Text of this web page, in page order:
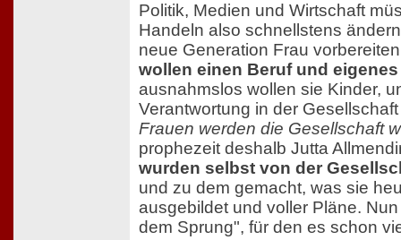
Politik, Medien und Wirtschaft
Handeln also schnellstens
neue Generation Frau
wollen einen Beruf und
ausnahmslos wollen sie Kinder,
Verantwortung in der
Frauen werden die Gesellschaft
prophezeit deshalb Jutta
wurden selbst von der
und zu dem gemacht, was sie
ausgebildet und voller Pläne.
dem Sprung", für den es schon